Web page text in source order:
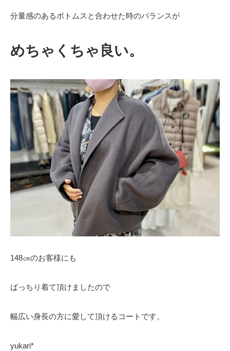
分量感のあるボトムスと合わせた時のバランスが
めちゃくちゃ良い。
148㎝のお客様にも
ばっちり着て頂けましたので
幅広い身長の方に愛して頂けるコートです。
yukari*